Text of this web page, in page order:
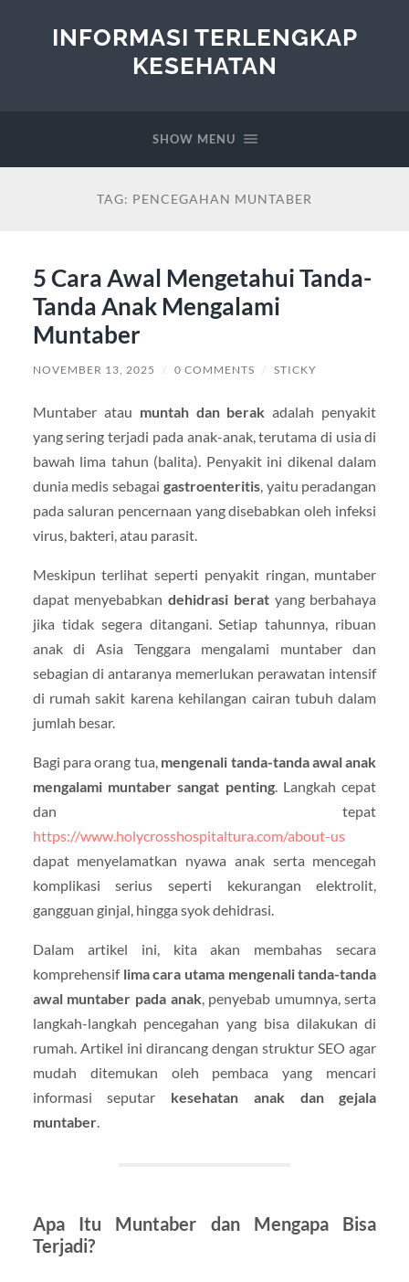
INFORMASI TERLENGKAP
KESEHATAN
SHOW MENU
TAG: PENCEGAHAN MUNTABER
5 Cara Awal Mengetahui Tanda-
Tanda Anak Mengalami
Muntaber
NOVEMBER 13, 2025 / 0 COMMENTS / STICKY
Muntaber atau muntah dan berak adalah penyakit
yang sering terjadi pada anak-anak, terutama di usia di
bawah lima tahun (balita). Penyakit ini dikenal dalam
dunia medis sebagai gastroenteritis, yaitu peradangan
pada saluran pencernaan yang disebabkan oleh infeksi
virus, bakteri, atau parasit.
Meskipun terlihat seperti penyakit ringan, muntaber
dapat menyebabkandehidrasi beratyang berbahaya
jika tidak segera ditangani. Setiap tahunnya, ribuan
anak di Asia Tenggara mengalami muntaber dan
sebagian di antaranya memerlukan perawatan intensif
di rumah sakit karena kehilangan cairan tubuh dalam
jumlah besar.
Bagi para orang tua, mengenali tanda-tanda awal anak
mengalami muntaber sangat penting. Langkah cepat
dan tepat
https://www.holycrosshospitaltura.com/about-us
dapat menyelamatkan nyawa anak serta mencegah
komplikasi serius seperti kekurangan elektrolit,
gangguan ginjal, hingga syok dehidrasi.
Dalam artikel ini, kita akan membahas secara
komprehensif lima cara utama mengenali tanda-tanda
awal muntaber pada anak, penyebab umumnya, serta
langkah-langkah pencegahan yang bisa dilakukan di
rumah. Artikel ini dirancang dengan struktur SEO agar
mudah ditemukan oleh pembaca yang mencari
informasi seputar kesehatan anak dan gejala
muntaber.
Apa Itu Muntaber dan Mengapa Bisa
Terjadi?